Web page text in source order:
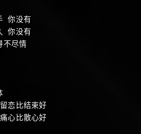
你没有
你没有
不尽情
恋比结束好
心比散心好